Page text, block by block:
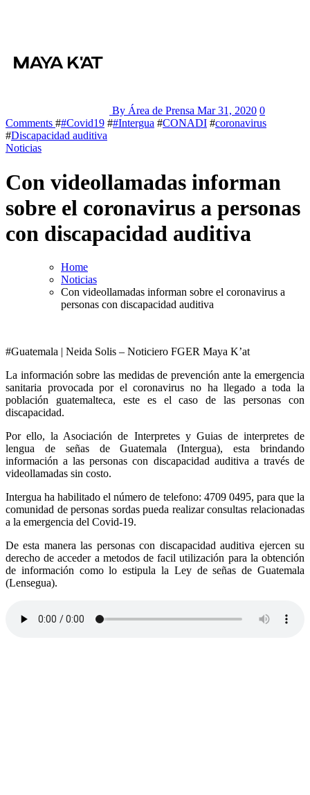
By Área de Prensa Mar 31, 2020 0
Comments ##Covid19 ##Intergua #CONADI #coronavirus
#Discapacidad auditiva
Noticias
Con videollamadas informan
sobre el coronavirus a personas
con discapacidad auditiva
Home
Noticias
Con videollamadas informan sobre el coronavirus a
personas con discapacidad auditiva
#Guatemala | Neida Solis – Noticiero FGER Maya K’at
La información sobre las medidas de prevención ante la emergencia
sanitaria provocada por el coronavirus no ha llegado a toda la
población guatemalteca, este es el caso de las personas con
discapacidad.
Por ello, la Asociación de Interpretes y Guias de interpretes de
lengua de señas de Guatemala (Intergua), esta brindando
información a las personas con discapacidad auditiva a través de
videollamadas sin costo.
Intergua ha habilitado el número de telefono: 4709 0495, para que la
comunidad de personas sordas pueda realizar consultas relacionadas
a la emergencia del Covid-19.
De esta manera las personas con discapacidad auditiva ejercen su
derecho de acceder a metodos de facil utilización para la obtención
de información como lo estipula la Ley de señas de Guatemala
(Lensegua).